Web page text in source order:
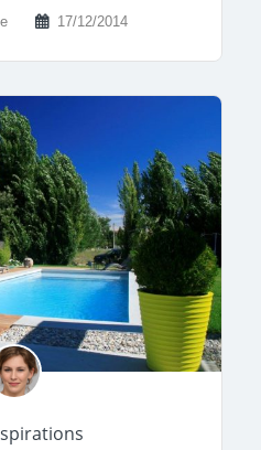
17/12/2014